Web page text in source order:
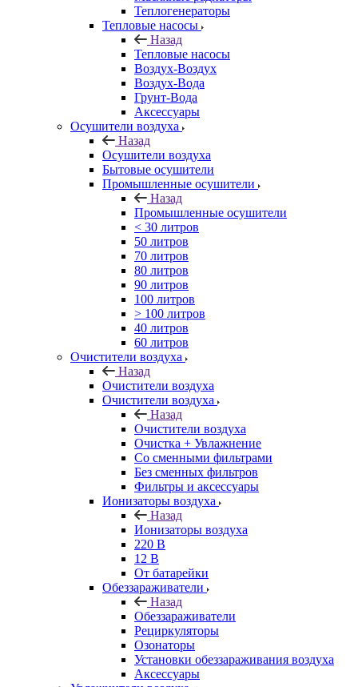
Теплогенераторы
Тепловые насосы
Назад
Тепловые насосы
Воздух-Воздух
Воздух-Вода
Грунт-Вода
Аксессуары
Осушители воздуха
Назад
Осушители воздуха
Бытовые осушители
Промышленные осушители
Назад
Промышленные осушители
< 30 литров
50 литров
70 литров
80 литров
90 литров
100 литров
> 100 литров
40 литров
60 литров
Очистители воздуха
Назад
Очистители воздуха
Очистители воздуха
Назад
Очистители воздуха
Очистка + Увлажнение
Cо сменными фильтрами
Без сменных фильтров
Фильтры и аксессуары
Ионизаторы воздуха
Назад
Ионизаторы воздуха
220 В
12 В
От батарейки
Обеззараживатели
Назад
Обеззараживатели
Рециркуляторы
Озонаторы
Установки обеззараживания воздуха
Аксессуары